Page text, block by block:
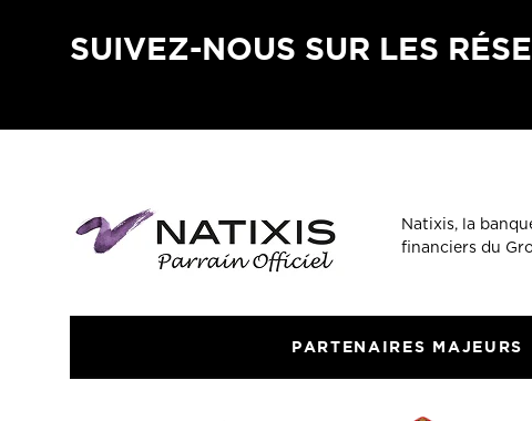
SUIVEZ-NOUS SUR LES
Natixis, la
financiers du
PARTENAIRES MAJEURS